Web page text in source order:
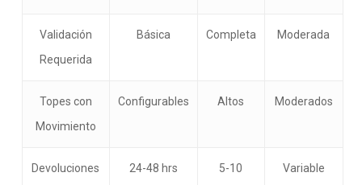
Validación
Requerida
Básica Completa Moderada
Topes con
Movimiento
Configurables Altos Moderados
Devoluciones 24-48 hrs
5-10
Variable